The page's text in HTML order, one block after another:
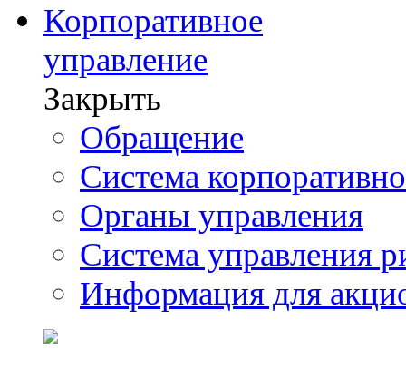
Корпоративное
управление
Закрыть
Обращение
Система
Органы управления
Система управления
Информация для